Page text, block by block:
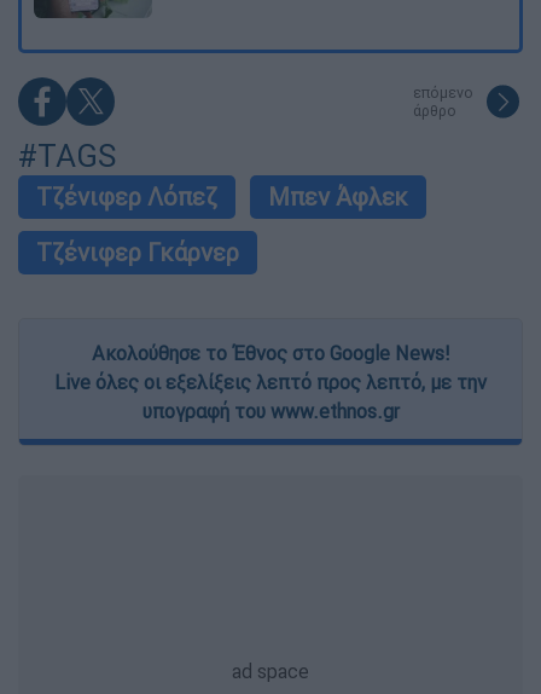
επόμενο
άρθρο
#TAGS
Τζένιφερ Λόπεζ
Μπεν Άφλεκ
Τζένιφερ Γκάρνερ
Ακολούθησε το Έθνος στο Google News!
Live όλες οι εξελίξεις λεπτό προς λεπτό, με την
υπογραφή του www.ethnos.gr